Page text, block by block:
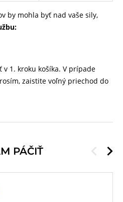
by mohla byť nad vaše sily,
1. kroku košíka. V prípade
zaistite voľný priechod do
PÁČIŤ